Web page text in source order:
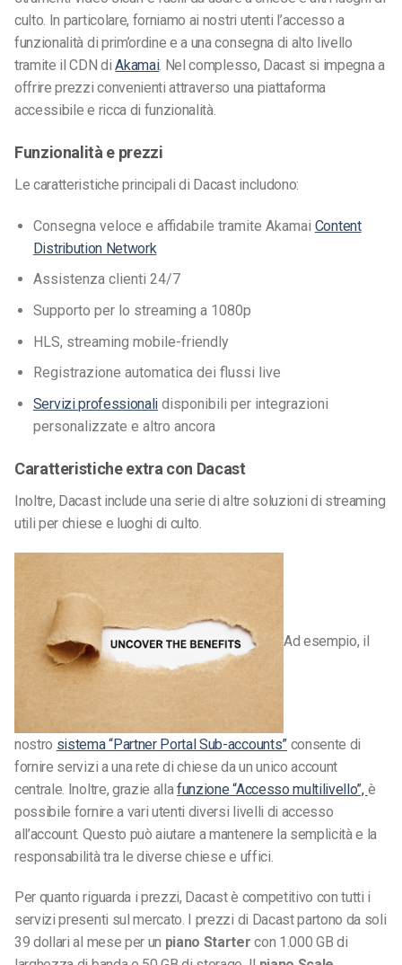
culto. In particolare, forniamo ai nostri utenti l’accesso a
funzionalità di prim’ordine e a una consegna di alto livello
tramite il CDN diAkamai. Nel complesso, Dacast si impegna a
offrire prezzi convenienti attraverso una piattaforma
accessibile e ricca di funzionalità.
Funzionalità e prezzi
Le caratteristiche principali di Dacast includono:
Consegna veloce e affidabile tramite Akamai Content
Distribution Network
Assistenza clienti 24/7
Supporto per lo streaming a 1080p
HLS, streaming mobile-friendly
Registrazione automatica dei flussi live
Servizi professionali disponibili per integrazioni
personalizzate e altro ancora
Caratteristiche extra con Dacast
Inoltre, Dacast include una serie di altre soluzioni di streaming
utili per chiese e luoghi di culto.
Ad esempio, il
nostro sistema “Partner Portal Sub-accounts”consente di
fornire servizi a una rete di chiese da un unico account
centrale. Inoltre, grazie allafunzione “Accesso multilivello”, è
possibile fornire a vari utenti diversi livelli di accesso
all’account. Questo può aiutare a mantenere la semplicità e la
responsabilità tra le diverse chiese e uffici.
Per quanto riguarda i prezzi, Dacast è competitivo con tutti i
servizi presenti sul mercato. I prezzi di Dacast partono da soli
39 dollari al mese per un piano Starter con 1.000 GB di